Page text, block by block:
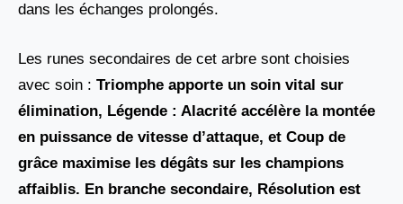
dans les échanges prolongés.
Les runes secondaires de cet arbre sont choisies
avec soin : Triomphe apporte un soin vital sur
élimination, Légende : Alacrité accélère la montée
en puissance de vitesse d’attaque, et Coup de
grâce maximise les dégâts sur les champions
affaiblis. En branche secondaire, Résolution est